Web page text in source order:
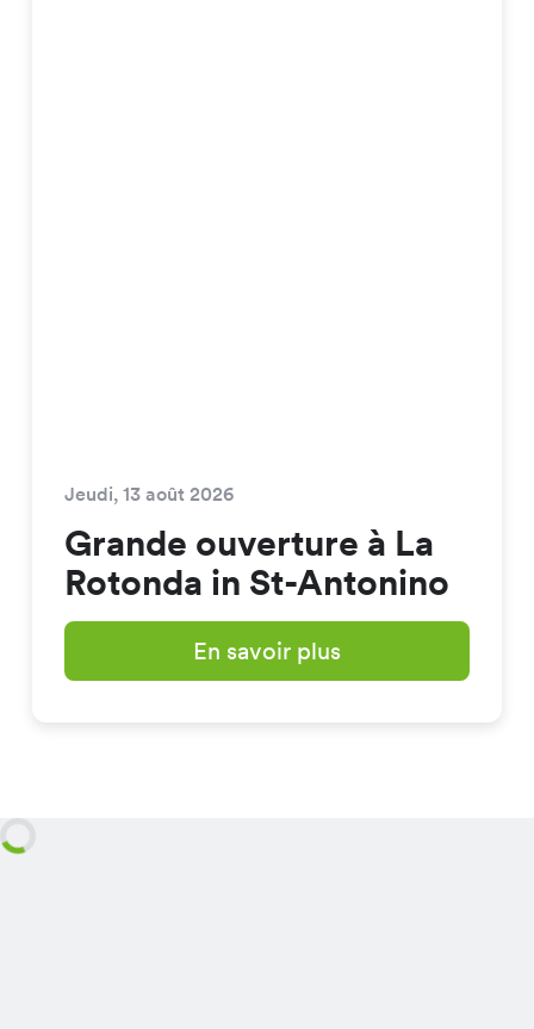
Jeudi, 13 août 2026
Grande ouverture à La
Rotonda in St-Antonino
En savoir plus